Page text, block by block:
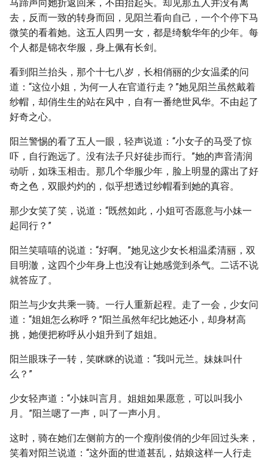
马蹄声向她折返回来，不由抬起头。却见那五人并没有离
去，反而一致的转身而回，见阳兰看向自己，一个个停下马
微笑的看着她。这五人四男一女，都是绮貌华年的少年。每
个人都是锦衣华服，身上佩有长剑。
看到阳兰抬头，那个十七八岁，长相俏丽的少女温柔的问
道：“这位小姐，为何一人在官道行走？”她见阳兰虽然戴着
纱帽，却俏生生的站在风中，自有一番绝世风华。不由起了
好奇之心。
阳兰警惕的看了五人一眼，轻声说道：“小女子的马受了惊
吓，自行跑远了。没有法子只好徒步而行。”她的声音清润
动听，如珠玉相击。那几个华服少年，脸上明显的露出了好
奇之色，双眼灼灼的，似乎想透过纱帽看到她的真容。
那少女笑了笑，说道：“既然如此，小姐可否愿意与小妹一
起同行？”
阳兰笑嘻嘻的说道：“好啊。”她见这少女长相温柔清丽，双
目明澈，这四个少年身上也没有让她感觉到杀气。二话不说
就答应了。
阳兰与少女共乘一骑。一行人重新起程。走了一会，少女问
道：“姐姐怎么称呼？”阳兰虽然年纪比她还小，却身材高
挑，她便把称呼从小姐升到了姐姐。
阳兰眼珠子一转，笑眯眯的说道：“我叫元兰。妹妹叫什
么？”
少女轻声道：“小妹叫言月。姐姐如果愿意，可以叫我小
月。”阳兰嗯了一声，叫了一声小月。
这时，骑在她们左侧前方的一个瘦削俊俏的少年回过头来，
笑着对阳兰说道：“这外面的世道甚乱，姑娘这样一人行走